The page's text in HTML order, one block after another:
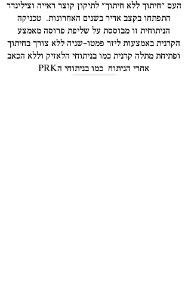
העם "חיתוך ללא חיתוך" לתיקון קוצר ראייה וצילינדר
התפתחו בקצב אדיר בשנים האחרונות. טכניקה
הניתוחית זו מבוססת על שליפת פרוסה מאמצע
הקרנית באמצעות ליזר פמטו-שניה ללא צורך בחיתוך
ופתיחת מתלה קרנית כמו בניתוחי הלאזיק וללא הכאב
אחרי הניתוח כמו בניתוחי הPRK